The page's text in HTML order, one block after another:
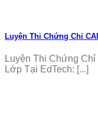
Luyện Thi Chứng Chỉ
Luyện Thi Chứng
Lớp Tại EdTech: [...]